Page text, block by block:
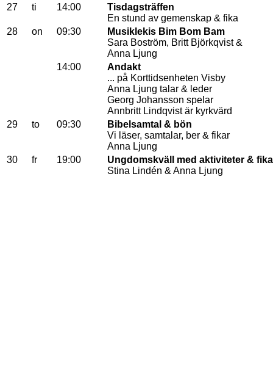
27
ti 14:00
Tisdagsträffen
En stund av gemenskap & fika
28
on 09:30
Musiklekis Bim Bom Bam
Sara Boström, Britt Björkqvist &
Anna Ljung
14:00
Andakt
... på Korttidsenheten Visby
Anna Ljung talar & leder
Georg Johansson spelar
Annbritt Lindqvist är kyrkvärd
29
to 09:30
Bibelsamtal & bön
Vi läser, samtalar, ber & fikar
Anna Ljung
30
fr 19:00
Ungdomskväll med aktiviteter & fika
Stina Lindén & Anna Ljung